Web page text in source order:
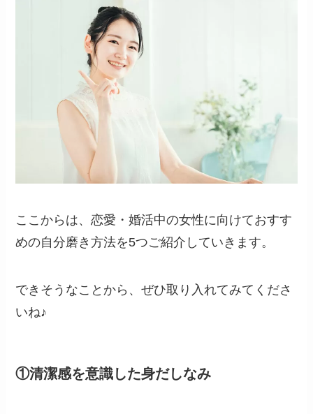
ここからは、恋愛・婚活中の女性に向けておすす
めの自分磨き方法を5つご紹介していきます。
できそうなことから、ぜひ取り入れてみてくださ
いね♪
①清潔感を意識した身だしなみ